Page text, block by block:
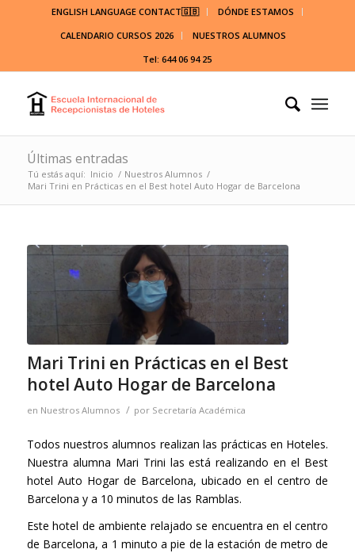
ENGLISH LANGUAGE CONTACT🇬🇧
DÓNDE ESTAMOS
CALENDARIO CURSOS 2026
NUESTROS ALUMNOS
Tel: 644 06 94 25
Últimas entradas
Tú estás aquí: Inicio / Nuestros Alumnos /
Mari Trini en Prácticas en el Best hotel Auto Hogar de Barcelona
Mari Trini en Prácticas en el Best
hotel Auto Hogar de Barcelona
en Nuestros Alumnos / por Secretaría Académica
Todos nuestros alumnos realizan las prácticas en Hoteles.
Nuestra alumna Mari Trini las está realizando en el Best
hotel Auto Hogar de Barcelona, ubicado en el centro de
Barcelona y a 10 minutos de las Ramblas.
Este hotel de ambiente relajado se encuentra en el centro
de Barcelona, a 1 minuto a pie de la estación de metro de